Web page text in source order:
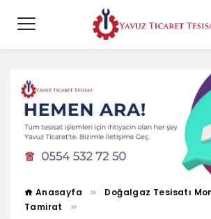
Anasayfa
Doğalgaz Tesisatı
Tamirat